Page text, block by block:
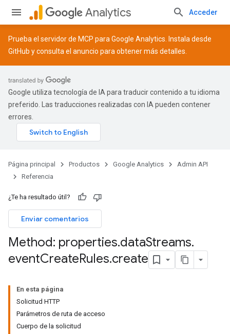
Analytics Acceder
Prueba el servidor de MCP para Google Analytics. Instala desde
GitHub y consulta el anuncio para obtener más detalles.
Google utiliza tecnología de IA para traducir contenido a tu idioma
preferido. Las traducciones realizadas con IA pueden contener
errores.
Página principal Productos Google Analytics
Admin API
Referencia
¿Te ha resultado útil?
Enviar comentarios
Method: properties.dataStreams.
eventCreateRules.create
En esta página
Solicitud HTTP
Parámetros de ruta de acceso
Cuerpo de la solicitud